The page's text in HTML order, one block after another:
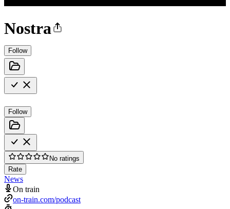
Nostra
Follow
Follow
No ratings
Rate
News
On train
on-train.com/podcast